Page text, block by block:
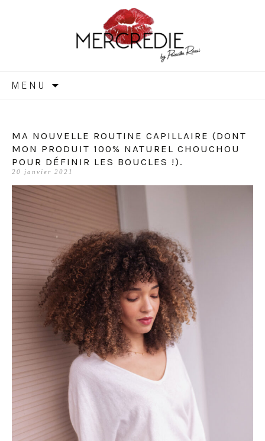
MERCREDIE
MENU
MA NOUVELLE ROUTINE CAPILLAIRE (DONT
MON PRODUIT 100% NATUREL CHOUCHOU
POUR DÉFINIR LES BOUCLES !).
20 janvier 2021